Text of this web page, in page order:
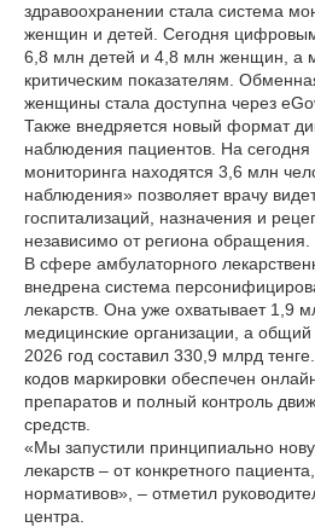
здравоохранении стала система
женщин и детей. Сегодня
6,8 млн детей и 4,8 млн женщин, а
критическим показателям.
женщины стала доступна через
Также внедряется новый формат
наблюдения пациентов. На
мониторинга находятся 3,6 млн
наблюдения» позволяет врачу
госпитализаций, назначения и
независимо от региона обращения.
В сфере амбулаторного
внедрена система
лекарств. Она уже охватывает 1,9
медицинские организации, а
2026 год составил 330,9 млрд
кодов маркировки обеспечен
препаратов и полный контроль
средств.
«Мы запустили принципиально
лекарств – от конкретного
нормативов», – отметил
центра.